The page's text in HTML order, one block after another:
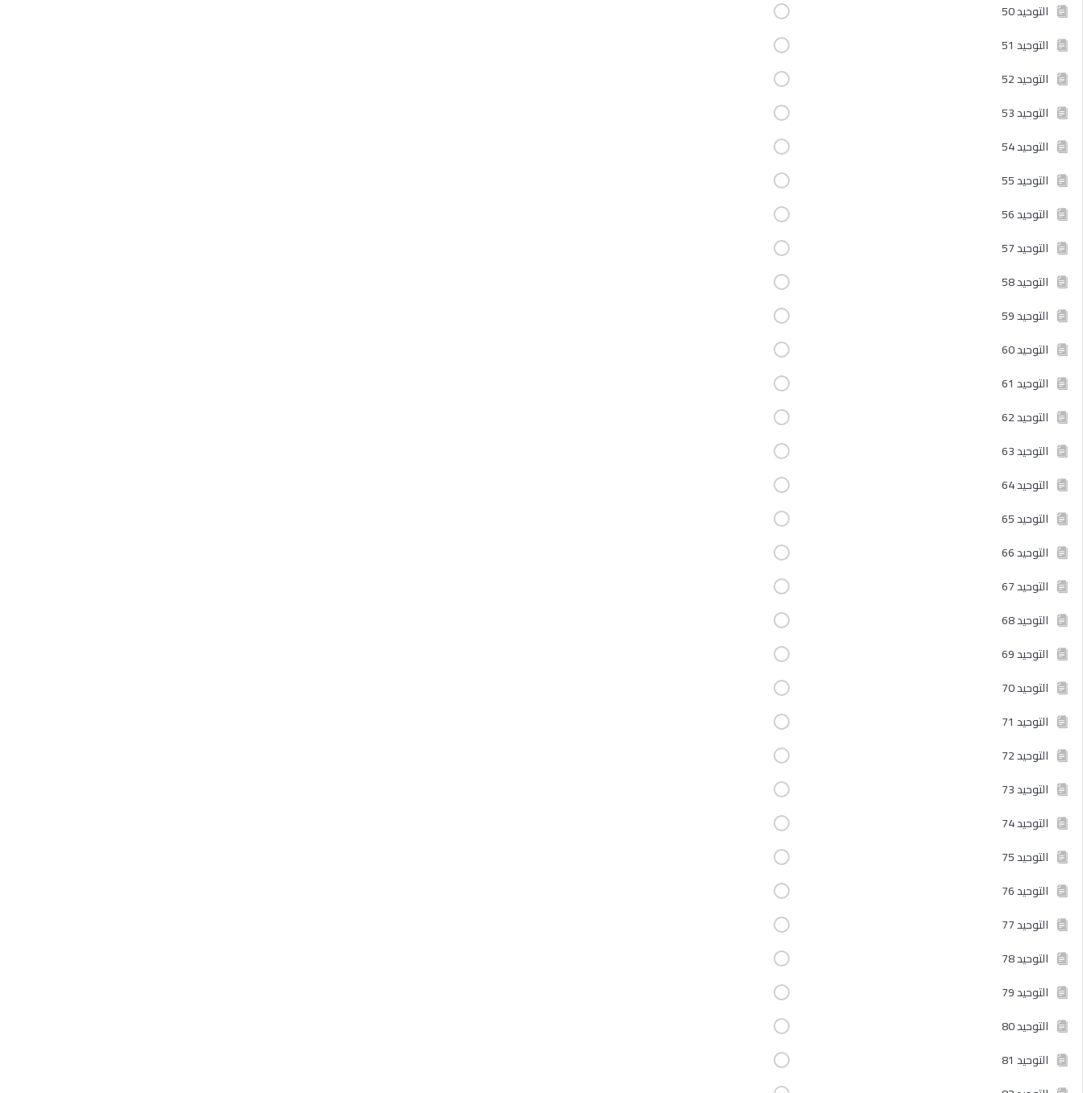
التوحيد 50
التوحيد 51
التوحيد 52
التوحيد 53
التوحيد 54
التوحيد 55
التوحيد 56
التوحيد 57
التوحيد 58
التوحيد 59
التوحيد 60
التوحيد 61
التوحيد 62
التوحيد 63
التوحيد 64
التوحيد 65
التوحيد 66
التوحيد 67
التوحيد 68
التوحيد 69
التوحيد 70
التوحيد 71
التوحيد 72
التوحيد 73
التوحيد 74
التوحيد 75
التوحيد 76
التوحيد 77
التوحيد 78
التوحيد 79
التوحيد 80
التوحيد 81